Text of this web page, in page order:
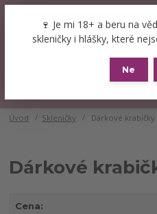
🍷 Je mi 18+ a beru na
skleničky i hlášky, které
Ne
Úvod Skleničky Dárkové krabičky
Dárkové
Cena: